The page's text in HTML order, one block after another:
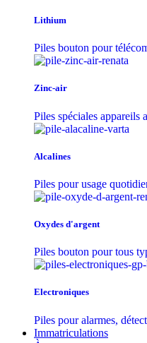
Lithium
Piles bouton pour
Zinc-air
Piles spéciales appareils
Alcalines
Piles pour usage
Oxydes d'argent
Piles bouton pour tous
Electroniques
Piles pour alarmes,
Immatriculations